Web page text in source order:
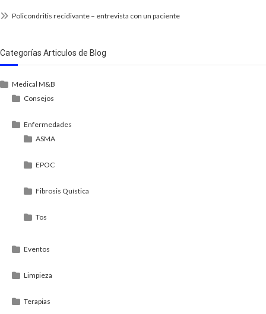
Policondritis recidivante – entrevista con un paciente
Categorías Articulos de Blog
Medical M&B
Consejos
Enfermedades
ASMA
EPOC
Fibrosis Quística
Tos
Eventos
Limpieza
Terapias